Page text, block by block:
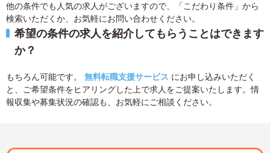
他の条件でも人気の求人がございますので、「こだわり条件」から
検索いただくか、お気軽にお問い合わせください。
希望の条件の求人を紹介してもらうことはできます
か？
もちろん可能です。 無料転職支援サービス にお申し込みいただく
と、ご希望条件をヒアリングした上で求人をご提案いたします。情
報収集や募集状況の確認も、お気軽にご相談ください。